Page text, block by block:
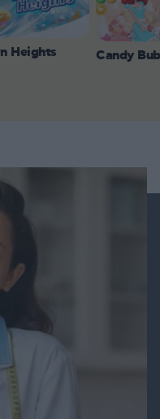
Heights Candy